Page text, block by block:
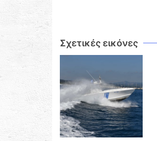
Σχετικές εικόνες